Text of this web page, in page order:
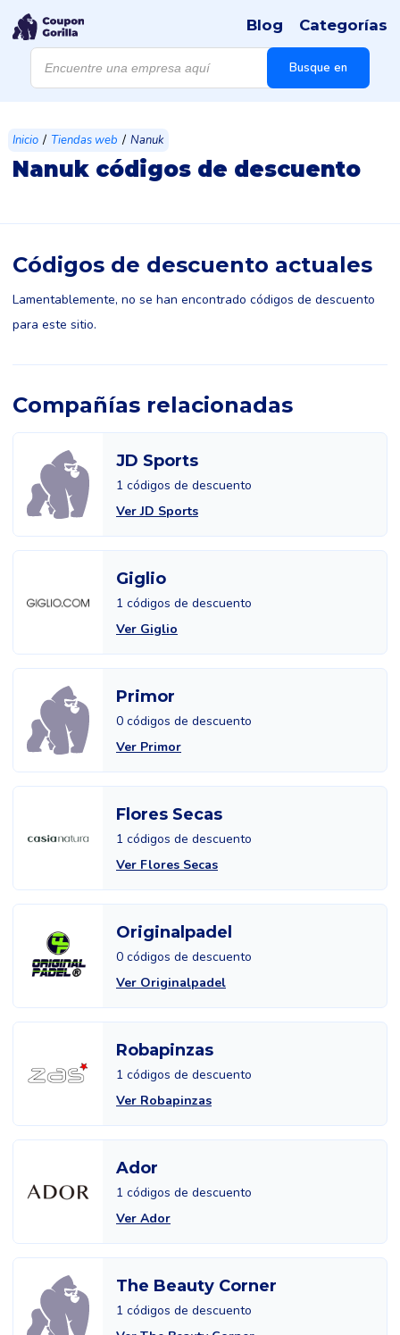
Búsqueda
productos
Busque en
Blog Categorías
Inicio / Tiendas web / Nanuk
Nanuk códigos de descuento
Códigos de descuento actuales
Lamentablemente, no se han encontrado códigos de descuento
para este sitio.
Compañías relacionadas
JD Sports
1 códigos de descuento
Ver JD Sports
Giglio
1 códigos de descuento
Ver Giglio
Primor
0 códigos de descuento
Ver Primor
Flores Secas
1 códigos de descuento
Ver Flores Secas
Originalpadel
0 códigos de descuento
Ver Originalpadel
Robapinzas
1 códigos de descuento
Ver Robapinzas
Ador
1 códigos de descuento
Ver Ador
The Beauty Corner
1 códigos de descuento